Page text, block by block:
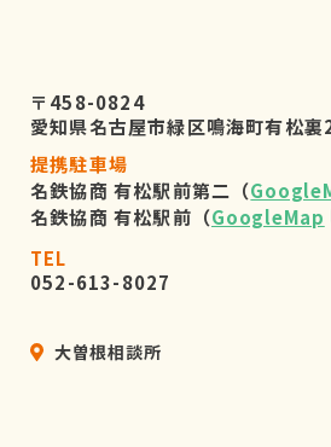
〒458-0824
愛知県名古屋市緑区鳴海町有松
提携駐車場
名鉄協商 有松駅前第二（
名鉄協商 有松駅前（GoogleMap
TEL
052-613-8027
大曽根相談所